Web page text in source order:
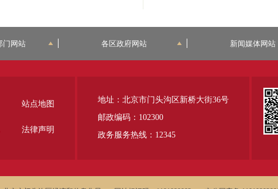
门网站 各区政府网站 新闻媒体网站
地址：北京市门头沟区新桥大街36号
邮政编码：102300
政务服务热线：12345
站点地图
法律声明